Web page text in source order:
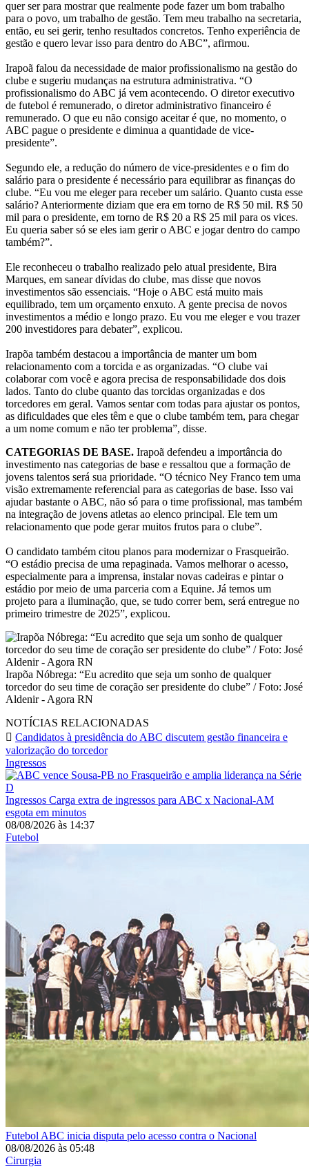
quer ser para mostrar que realmente pode fazer um bom trabalho
para o povo, um trabalho de gestão. Tem meu trabalho na secretaria,
então, eu sei gerir, tenho resultados concretos. Tenho experiência de
gestão e quero levar isso para dentro do ABC”, afirmou.
Irapoã falou da necessidade de maior profissionalismo na gestão do
clube e sugeriu mudanças na estrutura administrativa. “O
profissionalismo do ABC já vem acontecendo. O diretor executivo
de futebol é remunerado, o diretor administrativo financeiro é
remunerado. O que eu não consigo aceitar é que, no momento, o
ABC pague o presidente e diminua a quantidade de vice-
presidente”.
Segundo ele, a redução do número de vice-presidentes e o fim do
salário para o presidente é necessário para equilibrar as finanças do
clube. “Eu vou me eleger para receber um salário. Quanto custa esse
salário? Anteriormente diziam que era em torno de R$ 50 mil. R$ 50
mil para o presidente, em torno de R$ 20 a R$ 25 mil para os vices.
Eu queria saber só se eles iam gerir o ABC e jogar dentro do campo
também?”.
Ele reconheceu o trabalho realizado pelo atual presidente, Bira
Marques, em sanear dívidas do clube, mas disse que novos
investimentos são essenciais. “Hoje o ABC está muito mais
equilibrado, tem um orçamento enxuto. A gente precisa de novos
investimentos a médio e longo prazo. Eu vou me eleger e vou trazer
200 investidores para debater”, explicou.
Irapõa também destacou a importância de manter um bom
relacionamento com a torcida e as organizadas. “O clube vai
colaborar com você e agora precisa de responsabilidade dos dois
lados. Tanto do clube quanto das torcidas organizadas e dos
torcedores em geral. Vamos sentar com todas para ajustar os pontos,
as dificuldades que eles têm e que o clube também tem, para chegar
a um nome comum e não ter problema”, disse.
CATEGORIAS DE BASE. Irapoã defendeu a importância do
investimento nas categorias de base e ressaltou que a formação de
jovens talentos será sua prioridade. “O técnico Ney Franco tem uma
visão extremamente referencial para as categorias de base. Isso vai
ajudar bastante o ABC, não só para o time profissional, mas também
na integração de jovens atletas ao elenco principal. Ele tem um
relacionamento que pode gerar muitos frutos para o clube”.
O candidato também citou planos para modernizar o Frasqueirão.
“O estádio precisa de uma repaginada. Vamos melhorar o acesso,
especialmente para a imprensa, instalar novas cadeiras e pintar o
estádio por meio de uma parceria com a Equine. Já temos um
projeto para a iluminação, que, se tudo correr bem, será entregue no
primeiro trimestre de 2025”, explicou.
Irapõa Nóbrega: “Eu acredito que seja um sonho de qualquer
torcedor do seu time de coração ser presidente do clube” / Foto: José
Aldenir - Agora RN
NOTÍCIAS RELACIONADAS
Candidatos à presidência do ABC discutem gestão financeira e
valorização do torcedor
Ingressos
Ingressos Carga extra de ingressos para ABC x Nacional-AM
esgota em minutos
08/08/2026 às 14:37
Futebol
Futebol ABC inicia disputa pelo acesso contra o Nacional
08/08/2026 às 05:48
Cirurgia